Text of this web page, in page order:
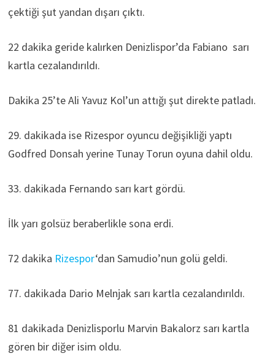
çektiği şut yandan dışarı çıktı.
22 dakika geride kalırken Denizlispor’da Fabiano sarı
kartla cezalandırıldı.
Dakika 25’te Ali Yavuz Kol’un attığı şut direkte patladı.
29. dakikada ise Rizespor oyuncu değişikliği yaptı
Godfred Donsah yerine Tunay Torun oyuna dahil oldu.
33. dakikada Fernando sarı kart gördü.
İlk yarı golsüz beraberlikle sona erdi.
72 dakika Rizespor‘dan Samudio’nun golü geldi.
77. dakikada Dario Melnjak sarı kartla cezalandırıldı.
81 dakikada Denizlisporlu Marvin Bakalorz sarı kartla
gören bir diğer isim oldu.